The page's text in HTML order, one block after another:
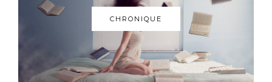
CHRONIQUE